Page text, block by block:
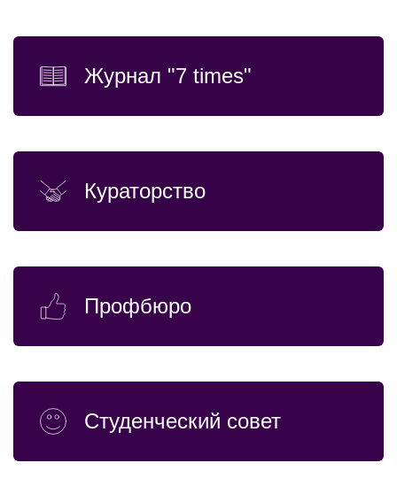
Журнал "7 times"
Кураторство
Профбюро
Студенческий совет